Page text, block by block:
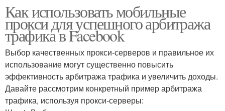
Как использовать мобильные
прокси для успешного арбитража
трафика в Facebook
Выбор качественных прокси-серверов и правильное их
использование могут существенно повысить
эффективность арбитража трафика и увеличить доходы.
Давайте рассмотрим конкретный пример арбитража
трафика, используя прокси-серверы: